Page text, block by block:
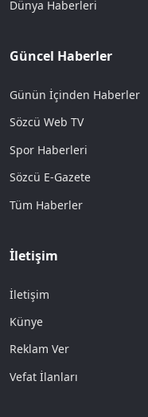
Dünya Haberleri
Güncel Haberler
Günün İçinden Haberler
Sözcü Web TV
Spor Haberleri
Sözcü E-Gazete
Tüm Haberler
İletişim
İletişim
Künye
Reklam Ver
Vefat İlanları